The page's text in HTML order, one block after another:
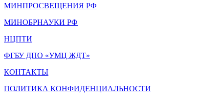
МИНПРОСВЕЩЕНИЯ РФ
МИНОБРНАУКИ РФ
НЦПТИ
ФГБУ ДПО «УМЦ ЖДТ»
КОНТАКТЫ
ПОЛИТИКА КОНФИДЕНЦИАЛЬНОСТИ